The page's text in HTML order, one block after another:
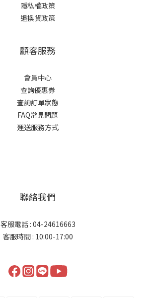
隱私權政策
退換貨政策
顧客服務
會員中心
查詢優惠券
查詢訂單狀態
FAQ常見問題
運送服務方式
聯絡我們
客服電話 : 04-24616663
客服時間 : 10:00-17:00